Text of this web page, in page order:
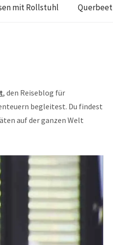
mit Rollstuhl Querbeet
, den Reiseblog für
begleitest. Du findest
auf der ganzen Welt